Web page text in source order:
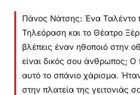
Πάνος Νάτσης: Ένα Ταλέντο
Τηλεόραση και το Θέατρο
βλέπεις έναν ηθοποιό στην
είναι δικός σου άνθρωπος; Ο
αυτό το σπάνιο χάρισμα.
στην πλατεία της γειτονιάς